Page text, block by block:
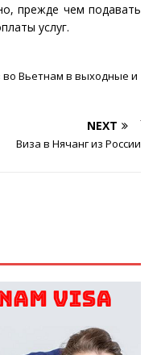
прежде чем подавать
услуг.
во Вьетнам в выходные и
NEXT
Виза в Нячанг из России